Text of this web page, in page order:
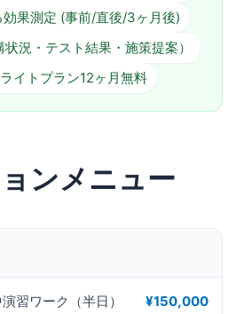
果測定 (事前/直後/3ヶ月後)
況・テスト結果・施策提案）
イトプラン12ヶ月無料
ンメニュー
習ワーク（半日） ¥150,000